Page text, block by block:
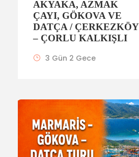
AKYAKA, AZMAK
ÇAYI, GÖKOVA VE
DATÇA / ÇERKEZKÖY
– ÇORLU KALKIŞLI
3 Gün 2 Gece